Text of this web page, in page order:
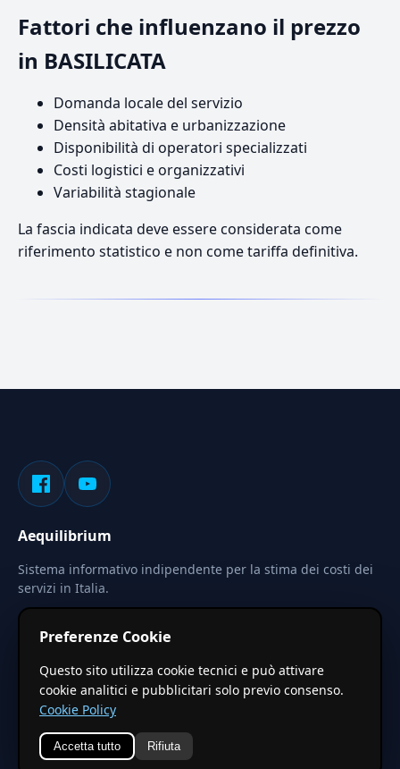
Fattori che influenzano il prezzo
in BASILICATA
Domanda locale del servizio
Densità abitativa e urbanizzazione
Disponibilità di operatori specializzati
Costi logistici e organizzativi
Variabilità stagionale
La fascia indicata deve essere considerata come
riferimento statistico e non come tariffa definitiva.
Aequilibrium
Sistema informativo indipendente per la stima dei costi dei
servizi in Italia.
Le stime pubblicate sono calcolate tramite coefficienti
territoriali regionali applicati a valori base nazionali. Non
costituiscono preventivo ufficiale.
© 2026 Aequilibrium — Un progetto di vxd.mobi
Preferenze Cookie
Questo sito utilizza cookie tecnici e può attivare
cookie analitici e pubblicitari solo previo consenso.
Cookie Policy
Accetta tutto Rifiuta